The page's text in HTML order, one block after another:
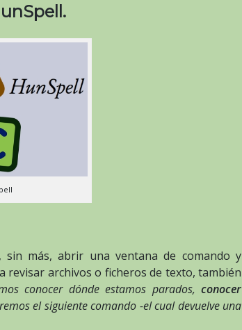
sin más, abrir una ventana de comando y
revisar archivos o ficheros de texto, también
conocer dónde estamos parados,conocer
el siguiente comando -el cual devuelve una